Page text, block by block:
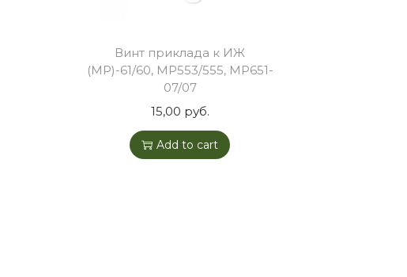
Винт приклада к ИЖ
(МР)-61/60, МР553/555, МР651-
07/07
15,00 руб.
Add to cart